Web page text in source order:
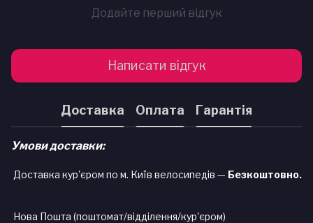
Додайте перший відгук
Написати відгук
Доставка Оплата Гарантія
Умови доставки:
Доставка кур'єром по м. Київ велосипедів — Безкоштовно.
Нова Пошта (поштомат/відділення/кур'єром)